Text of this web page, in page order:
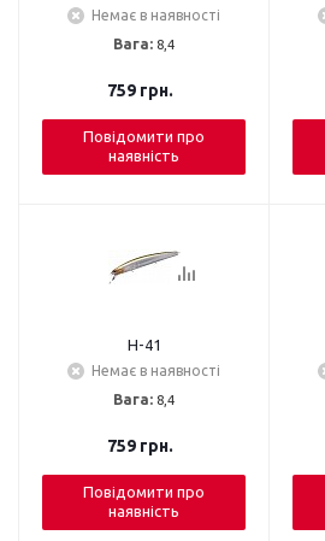
Немає в наявності
Вага: 8,4
759грн.
Повідомити про
наявність
H-41
Немає в наявності
Вага: 8,4
759грн.
Повідомити про
наявність